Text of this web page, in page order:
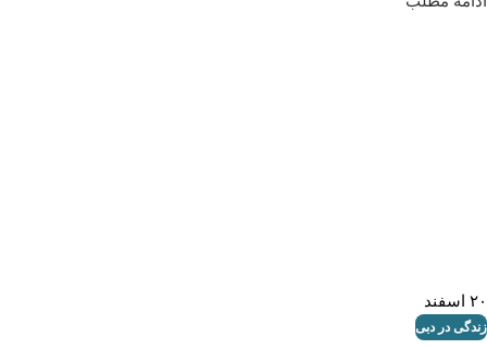
۲۰ اسفند
زندگی در دبی